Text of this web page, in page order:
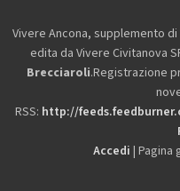
Vivere Ancona, supplemento
edita da Vivere Civitanova
Brecciaroli.Registrazione
RSS: http://
Accedi | Pagina